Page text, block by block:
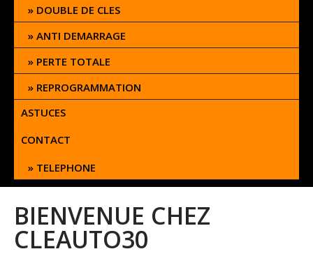
DOUBLE DE CLES
ANTI DEMARRAGE
PERTE TOTALE
REPROGRAMMATION
ASTUCES
CONTACT
TELEPHONE
BIENVENUE CHEZ
CLEAUTO30